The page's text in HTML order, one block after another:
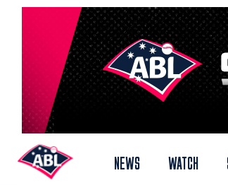
NEWS WATCH